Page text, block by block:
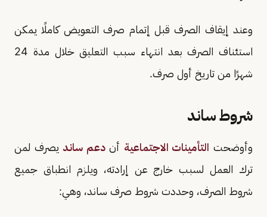
وعند إيقاف الصرف قبل إتمام صرف التعويض كاملًا يمكن
استئناف الصرف بعد انتهاء سبب التعليق خلال مدة 24
شهرًا من تاريخ أول صرف.
شروط ساند
وأوضحت التأمينات الاجتماعية أندعم ساند يصرف لمن
ترك العمل لسبب خارج عن إرادته، ويلزم انطباق جميع
شروط الصرف، وحددت شروط صرف ساند، وهي: